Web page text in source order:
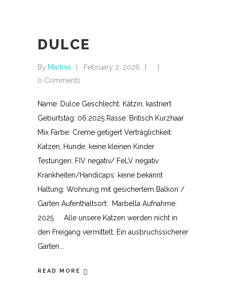
DULCE
By Martina
February 2, 2026
0 Comments
Name: Dulce Geschlecht: Kätzin, kastriert
Geburtstag: 06.2025 Rasse: Britisch Kurzhaar
Mix Farbe: Creme getigert Verträglichkeit:
Katzen, Hunde, keine kleinen Kinder
Testungen: FIV negativ/ FeLV negativ
Krankheiten/Handicaps: keine bekannt
Haltung: Wohnung mit gesichertem Balkon /
Garten Aufenthaltsort: Marbella Aufnahme:
2025 Alle unsere Katzen werden nicht in
den Freigang vermittelt. Ein ausbruchssicherer
Garten
READ MORE